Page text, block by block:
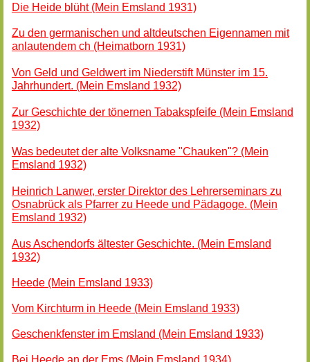
Die Heide blüht (Mein Emsland 1931)
Zu den germanischen und altdeutschen Eigennamen mit
anlautendem ch (Heimatborn 1931)
Von Geld und Geldwert im Niederstift Münster im 15.
Jahrhundert. (Mein Emsland 1932)
Zur Geschichte der tönernen Tabakspfeife (Mein Emsland
1932)
Was bedeutet der alte Volksname "Chauken"? (Mein
Emsland 1932)
Heinrich Lanwer, erster Direktor des Lehrerseminars zu
Osnabrück als Pfarrer zu Heede und Pädagoge. (Mein
Emsland 1932)
Aus Aschendorfs ältester Geschichte. (Mein Emsland
1932)
Heede (Mein Emsland 1933)
Vom Kirchturm in Heede (Mein Emsland 1933)
Geschenkfenster im Emsland (Mein Emsland 1933)
Bei Heede an der Ems (Mein Emsland 1934)